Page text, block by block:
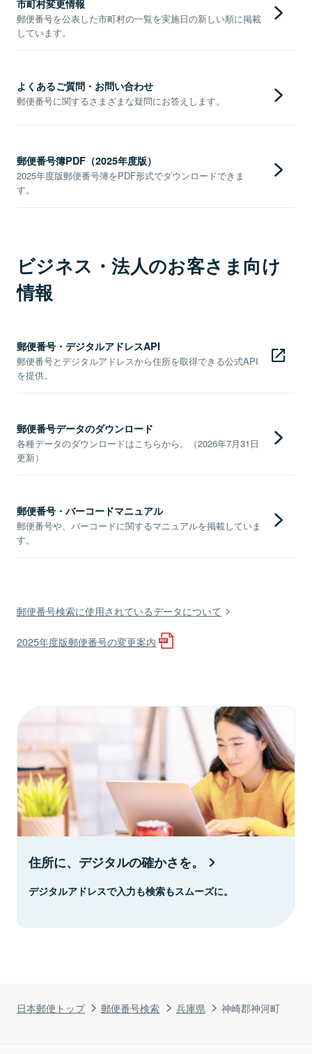
日本郵便トップ 郵便番号検索 兵庫県 神崎郡神河町
市町村変更情報
郵便番号を公表した市町村の一覧を実施日の新しい順に掲載
しています。
よくあるご質問・お問い合わせ
郵便番号に関するさまざまな疑問にお答えします。
郵便番号簿PDF（2025年度版）
2025年度版郵便番号簿をPDF形式でダウンロードできま
す。
ビジネス・法人のお客さま向け
情報
郵便番号・デジタルアドレスAPI
郵便番号とデジタルアドレスから住所を取得できる公式API
を提供。
郵便番号データのダウンロード
各種データのダウンロードはこちらから。（2026年7月31日
更新）
郵便番号・バーコードマニュアル
郵便番号や、バーコードに関するマニュアルを掲載していま
す。
郵便番号検索に使用されているデータについて
2025年度版郵便番号の変更案内
住所に、デジタルの確かさを。
デジタルアドレスで入力も検索もスムーズに。